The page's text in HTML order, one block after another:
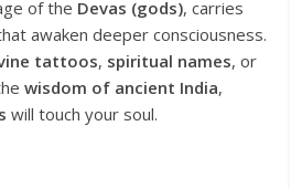
of the Devas (gods), carries
awaken deeper consciousness.
tattoos, spiritual names, or
wisdom of ancient India,
will touch your soul.